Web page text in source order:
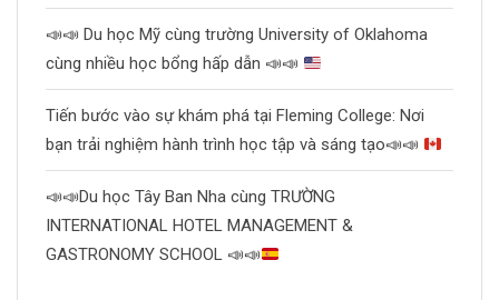
📣📣 Du học Mỹ cùng trường University of Oklahoma
cùng nhiều học bổng hấp dẫn 📣📣
Tiến bước vào sự khám phá tại Fleming College: Nơi
bạn trải nghiệm hành trình học tập và sáng tạo📣📣
📣📣Du học Tây Ban Nha cùng TRƯỜNG
INTERNATIONAL HOTEL MANAGEMENT &
GASTRONOMY SCHOOL 📣📣